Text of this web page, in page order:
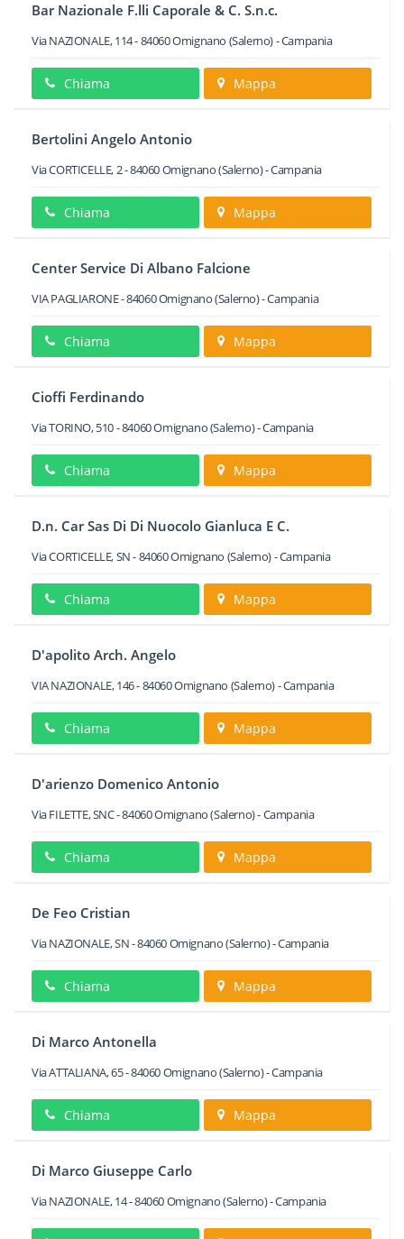
Bar Nazionale F.lli Caporale & C. S.n.c.
Via NAZIONALE, 114-84060Omignano (Salerno) -Campania
Chiama Mappa
Bertolini Angelo Antonio
Via CORTICELLE, 2-84060Omignano(Salerno) -Campania
Chiama Mappa
Center Service Di Albano Falcione
VIA PAGLIARONE-84060Omignano(Salerno) -Campania
Chiama Mappa
Cioffi Ferdinando
Via TORINO, 510-84060Omignano(Salerno) -Campania
Chiama Mappa
D.n. Car Sas Di Di Nuocolo Gianluca E C.
Via CORTICELLE, SN-84060Omignano (Salerno) -Campania
Chiama Mappa
D'apolito Arch. Angelo
VIA NAZIONALE, 146-84060Omignano (Salerno) -Campania
Chiama Mappa
D'arienzo Domenico Antonio
Via FILETTE, SNC-84060Omignano(Salerno) -Campania
Chiama Mappa
De Feo Cristian
Via NAZIONALE, SN-84060Omignano(Salerno) -Campania
Chiama Mappa
Di Marco Antonella
Via ATTALIANA, 65-84060Omignano(Salerno) -Campania
Chiama Mappa
Di Marco Giuseppe Carlo
Via NAZIONALE, 14-84060Omignano(Salerno) -Campania